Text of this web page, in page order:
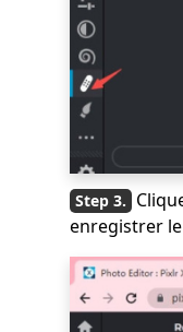
enregistrer